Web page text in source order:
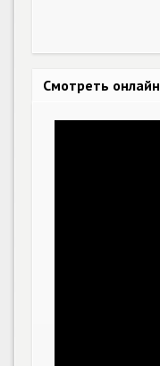
Смотреть онлайн